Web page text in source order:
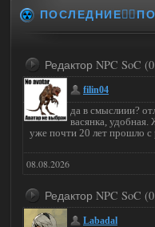
Редактор NPC SoC
filin04
да в смыслиии?
васянка, удобная.
уже почти 20 лет прошло с
08.08.2026
Редактор NPC SoC
Labadal